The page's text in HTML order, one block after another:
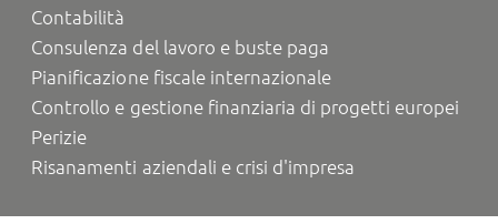
Contabilità
Consulenza del lavoro e buste paga
Pianificazione fiscale internazionale
Controllo e gestione finanziaria di progetti europei
Perizie
Risanamenti aziendali e crisi d'impresa